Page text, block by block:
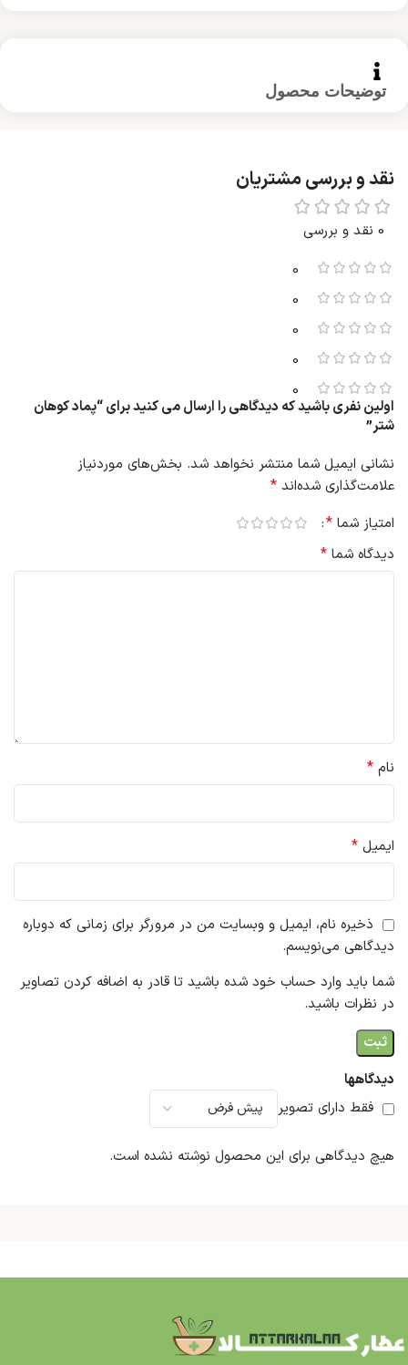
توضیحات محصول
نقد و بررسی مشتریان
0 نقد و بررسی
0
0
0
0
0
دیدگاهها
فقط دارای تصویر
هیچ دیدگاهی برای این محصول نوشته نشده است.
اولین نفری باشید که دیدگاهی را ارسال می کنید برای “پماد کوهان
شتر”
نشانی ایمیل شما منتشر نخواهد شد. بخش‌های موردنیاز
علامت‌گذاری شده‌اند *
امتیاز شما *
دیدگاه شما *
نام *
ایمیل *
ذخیره نام، ایمیل و وبسایت من در مرورگر برای زمانی که دوباره
دیدگاهی می‌نویسم.
شما باید وارد حساب خود شده باشید تا قادر به اضافه کردن تصاویر
در نظرات باشید.